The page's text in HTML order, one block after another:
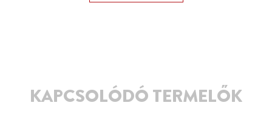
KAPCSOLÓDÓ TERMELŐK